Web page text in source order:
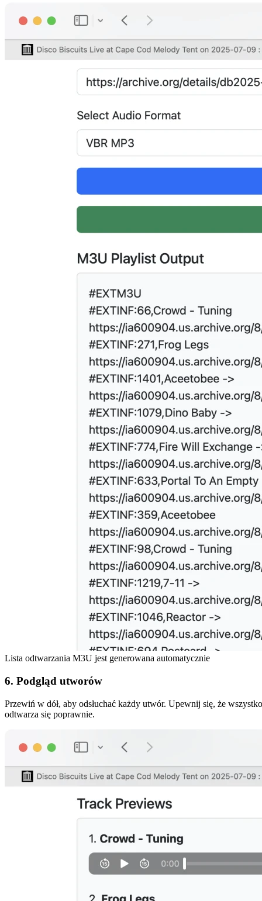
Lista odtwarzania M3U jest generowana automatycznie
6. Podgląd utworów
Przewiń w dół, aby odsłuchać każdy utwór. Upewnij się, że wszystko
odtwarza się poprawnie.